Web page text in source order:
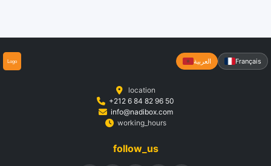
العربية Français
location
+212 6 84 82 96 50
info@nadibox.com
working_hours
follow_us